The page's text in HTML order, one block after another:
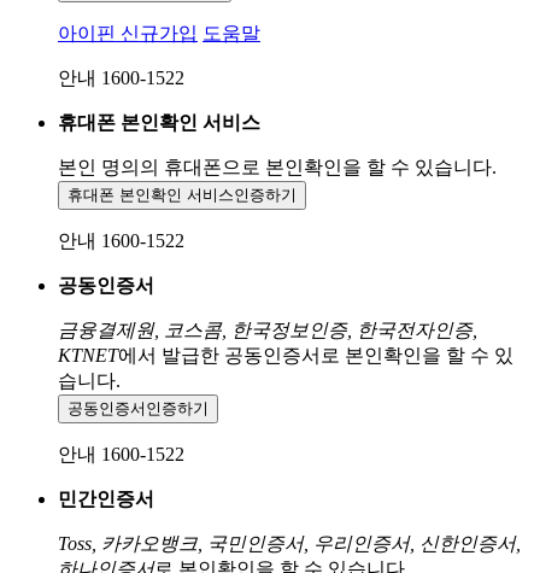
아이핀 신규가입 도움말
안내 1600-1522
휴대폰 본인확인 서비스
본인 명의의 휴대폰으로 본인확인을 할 수 있습니다.
휴대폰 본인확인 서비스인증하기
안내 1600-1522
공동인증서
금융결제원, 코스콤, 한국정보인증, 한국전자인증,
KTNET에서 발급한 공동인증서로 본인확인을 할 수 있
습니다.
공동인증서 인증하기
안내 1600-1522
민간인증서
Toss, 카카오뱅크, 국민인증서, 우리인증서, 신한인증서,